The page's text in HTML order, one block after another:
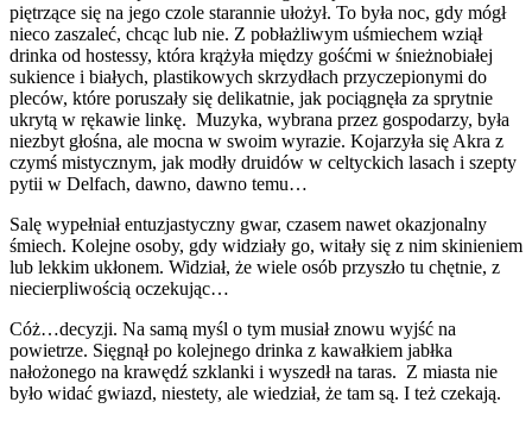
piętrzące się na jego czole starannie ułożył. To była noc, gdy mógł
nieco zaszaleć, chcąc lub nie. Z pobłażliwym uśmiechem wziął
drinka od hostessy, która krążyła między gośćmi w śnieżnobiałej
sukience i białych, plastikowych skrzydłach przyczepionymi do
pleców, które poruszały się delikatnie, jak pociągnęła za sprytnie
ukrytą w rękawie linkę. Muzyka, wybrana przez gospodarzy, była
niezbyt głośna, ale mocna w swoim wyrazie. Kojarzyła się Akra z
czymś mistycznym, jak modły druidów w celtyckich lasach i szepty
pytii w Delfach, dawno, dawno temu…
Salę wypełniał entuzjastyczny gwar, czasem nawet okazjonalny
śmiech. Kolejne osoby, gdy widziały go, witały się z nim skinieniem
lub lekkim ukłonem. Widział, że wiele osób przyszło tu chętnie, z
niecierpliwością oczekując…
Cóż…decyzji. Na samą myśl o tym musiał znowu wyjść na
powietrze. Sięgnął po kolejnego drinka z kawałkiem jabłka
nałożonego na krawędź szklanki i wyszedł na taras. Z miasta nie
było widać gwiazd, niestety, ale wiedział, że tam są. I też czekają.